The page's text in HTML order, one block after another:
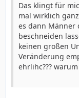
Das klingt für
mal wirklich
es dann Männer
beschneiden
keinen großen
Veränderung
ehrlihc???